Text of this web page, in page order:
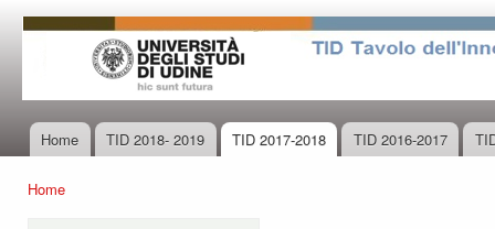
Main menu
Home TID 2018- 2019 TID 2017-2018 TID 2016-2017
Home